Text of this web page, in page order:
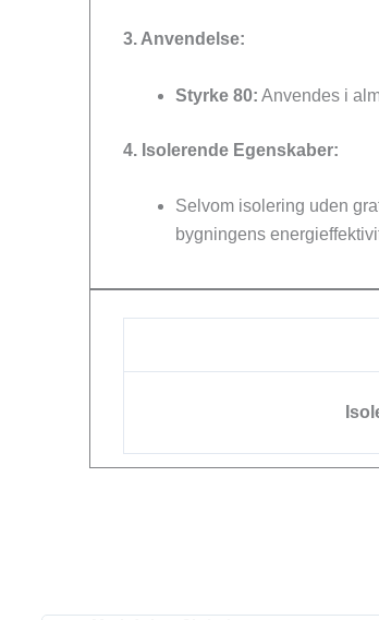
3. Anvendelse:
Styrke 80: Anvendes i
4. Isolerende Egenskaber:
Selvom isolering uden
bygningens